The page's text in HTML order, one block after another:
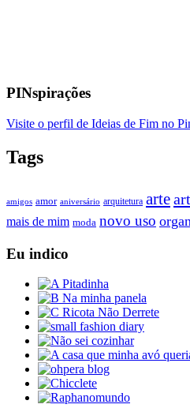
PINspirações
Visite o perfil de Ideias de Fim no
Tags
amigos amor aniversário arquitetura arte
mais de mim moda novo uso
Eu indico